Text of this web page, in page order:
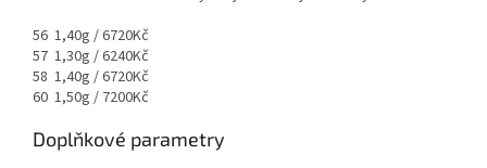
56 1,40g / 6720Kč
57 1,30g / 6240Kč
58 1,40g / 6720Kč
60 1,50g / 7200Kč
Doplňkové parametry